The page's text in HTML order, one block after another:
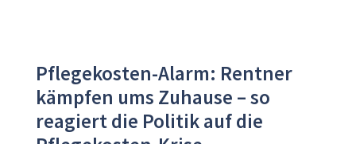
Pflegekosten-Alarm: Rentner
kämpfen ums Zuhause – so
reagiert die Politik auf die